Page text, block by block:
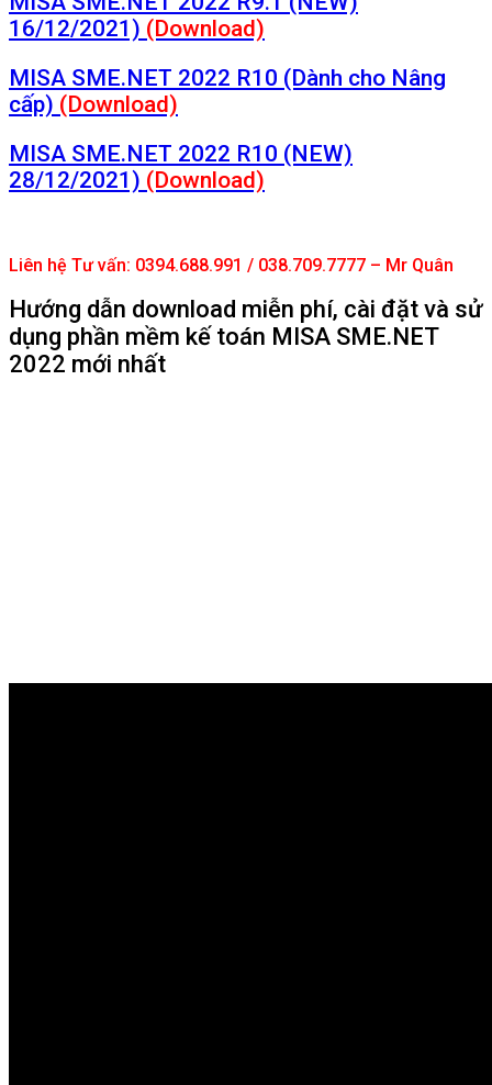
16/12/2021) (Download)
MISA SME.NET 2022 R10 (Dành cho Nâng
cấp) (Download)
MISA SME.NET 2022 R10 (NEW)
28/12/2021) (Download)
Liên hệ Tư vấn: 0394.688.991 / 038.709.7777 – Mr Quân
Hướng dẫn download miễn phí, cài đặt và sử
dụng phần mềm kế toán MISA SME.NET
2022 mới nhất